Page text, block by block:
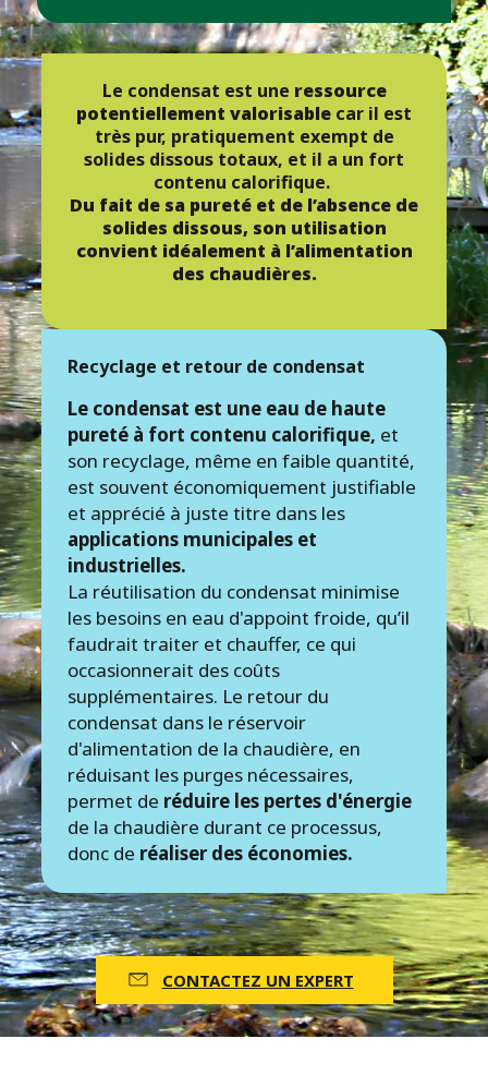
Recyclage et retour de condensat
Le condensat est une eau de haute
pureté à fort contenu calorifique, et
son recyclage, même en faible quantité,
est souvent économiquement justifiable
et apprécié à juste titre dans les
applications municipales et
industrielles.
La réutilisation du condensat minimise
les besoins en eau d'appoint froide, qu’il
faudrait traiter et chauffer, ce qui
occasionnerait des coûts
supplémentaires. Le retour du
condensat dans le réservoir
d'alimentation de la chaudière, en
réduisant les purges nécessaires,
permet de réduire les pertes d'énergie
de la chaudière durant ce processus,
donc de réaliser des économies.
Le condensat est une ressource
potentiellement valorisable car il est
très pur, pratiquement exempt de
solides dissous totaux, et il a un fort
contenu calorifique.
Du fait de sa pureté et de l’absence de
solides dissous, son utilisation
convient idéalement à l’alimentation
des chaudières.
CONTACTEZ UN EXPERT